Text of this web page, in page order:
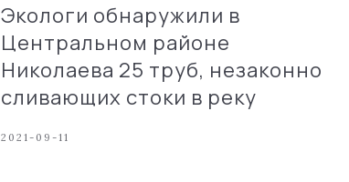
Экологи обнаружили в
Центральном районе
Николаева 25 труб, незаконно
сливающих стоки в реку
2021-09-11